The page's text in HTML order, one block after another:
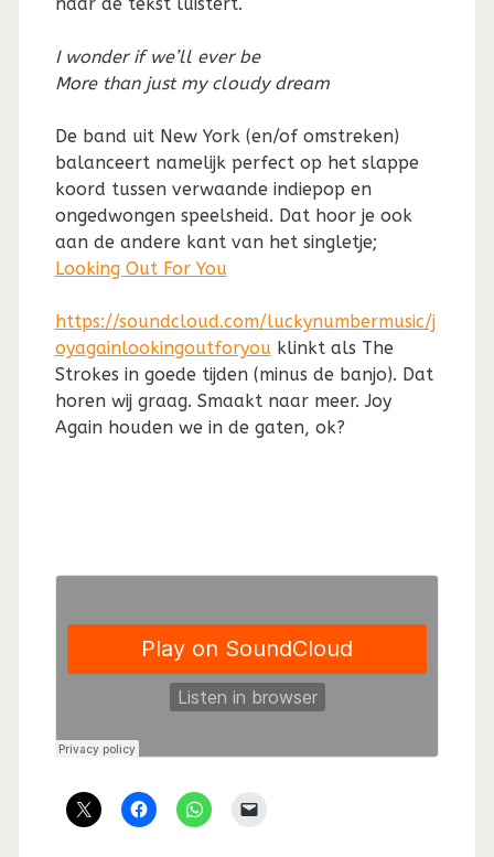
I wonder if we’ll ever be
More than just my cloudy dream
De band uit New York (en/of omstreken)
balanceert namelijk perfect op het slappe
koord tussen verwaande indiepop en
ongedwongen speelsheid. Dat hoor je ook
aan de andere kant van het singletje;
Looking Out For You
https://soundcloud.com/luckynumbermusic/j
oyagainlookingoutforyou klinkt als The
Strokes in goede tijden (minus de banjo). Dat
horen wij graag. Smaakt naar meer. Joy
Again houden we in de gaten, ok?